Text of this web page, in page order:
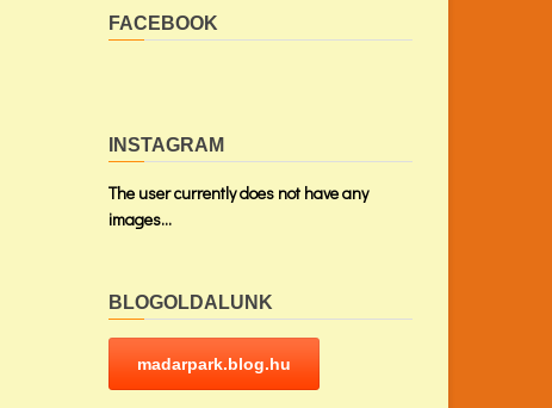
FACEBOOK
INSTAGRAM
The user currently does not have any
images...
BLOGOLDALUNK
madarpark.blog.hu